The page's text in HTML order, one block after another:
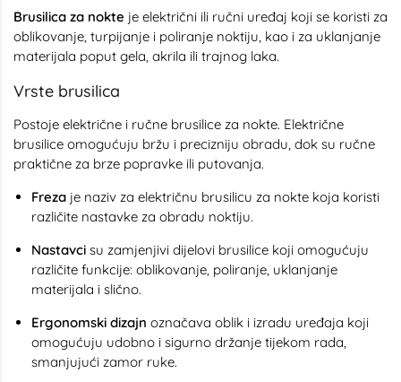
Brusilica za nokte je električni ili ručni uređaj koji se koristi za
oblikovanje, turpijanje i poliranje noktiju, kao i za uklanjanje
materijala poput gela, akrila ili trajnog laka.
Vrste brusilica
Postoje električne i ručne brusilice za nokte. Električne
brusilice omogućuju bržu i precizniju obradu, dok su ručne
praktične za brze popravke ili putovanja.
Freza je naziv za električnu brusilicu za nokte koja koristi
različite nastavke za obradu noktiju.
Nastavci su zamjenjivi dijelovi brusilice koji omogućuju
različite funkcije: oblikovanje, poliranje, uklanjanje
materijala i slično.
Ergonomski dizajn označava oblik i izradu uređaja koji
omogućuju udobno i sigurno držanje tijekom rada,
smanjujući zamor ruke.